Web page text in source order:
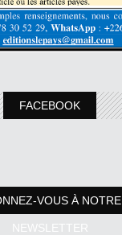
FACEBOOK
VOUS À NOTRE
NEWSLETTER